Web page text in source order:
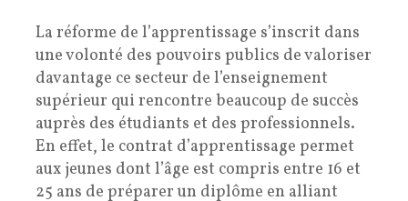
La réforme de l’apprentissage s’inscrit dans
une volonté des pouvoirs publics de valoriser
davantage ce secteur de l’enseignement
supérieur qui rencontre beaucoup de succès
auprès des étudiants et des professionnels.
En effet, le contrat d’apprentissage permet
aux jeunes dont l’âge est compris entre 16 et
25 ans de préparer un diplôme en alliant